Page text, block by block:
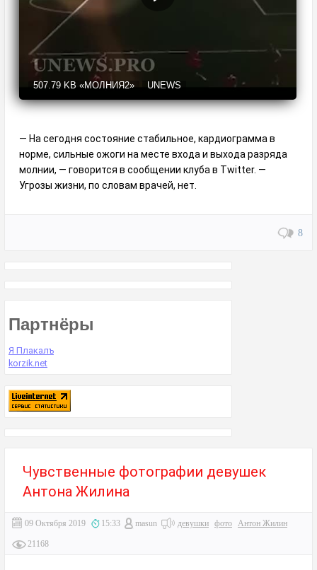
507.79 KB «МОЛНИЯ2» UNEWS
— На сегодня состояние стабильное, кардиограмма в
норме, сильные ожоги на месте входа и выхода разряда
молнии, — говорится в сообщении клуба в Twitter. —
Угрозы жизни, по словам врачей, нет.
8
Партнёры
Я Плакалъ
korzik.net
Чувственные фотографии девушек
Антона Жилина
09 Октября 2019 15:33 masun девушки фото Антон Жилин
21168